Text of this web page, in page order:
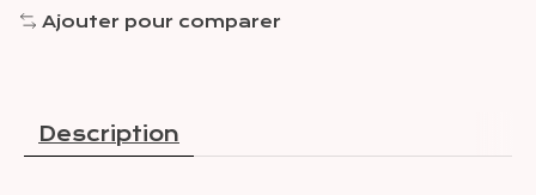
Ajouter pour comparer
Description